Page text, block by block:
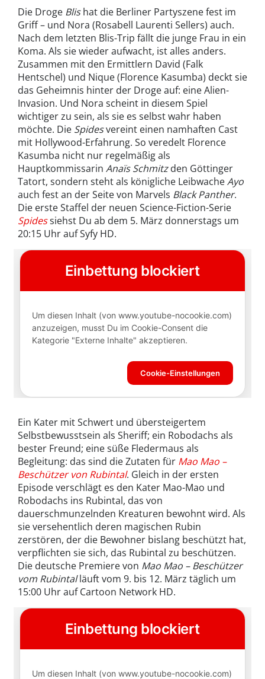
Die Droge Blishat die Berliner Partyszene fest im
Griff – und Nora (Rosabell Laurenti Sellers) auch.
Nach dem letzten Blis-Trip fällt die junge Frau in ein
Koma. Als sie wieder aufwacht, ist alles anders.
Zusammen mit den Ermittlern David (Falk
Hentschel) und Nique (Florence Kasumba) deckt sie
das Geheimnis hinter der Droge auf: eine Alien-
Invasion. Und Nora scheint in diesem Spiel
wichtiger zu sein, als sie es selbst wahr haben
möchte. Die Spidesvereint einen namhaften Cast
mit Hollywood-Erfahrung. So veredelt Florence
Kasumba nicht nur regelmäßig als
Hauptkommissarin Anaïs Schmitzden Göttinger
Tatort, sondern steht als königliche LeibwacheAyo
auch fest an der Seite von Marvels Black Panther.
Die erste Staffel der neuen Science-Fiction-Serie
Spidessiehst Du ab dem 5. März donnerstags um
20:15 Uhr auf Syfy HD.
Ein Kater mit Schwert und übersteigertem
Selbstbewusstsein als Sheriff; ein Robodachs als
bester Freund; eine süße Fledermaus als
Begleitung: das sind die Zutaten für Mao Mao –
Beschützer von Rubintal. Gleich in der ersten
Episode verschlägt es den Kater Mao-Mao und
Robodachs ins Rubintal, das von
dauerschmunzelnden Kreaturen bewohnt wird. Als
sie versehentlich deren magischen Rubin
zerstören, der die Bewohner bislang beschützt hat,
verpflichten sie sich, das Rubintal zu beschützen.
Die deutsche Premiere von Mao Mao – Beschützer
vom Rubintalläuft vom 9. bis 12. März täglich um
15:00 Uhr auf Cartoon Network HD.